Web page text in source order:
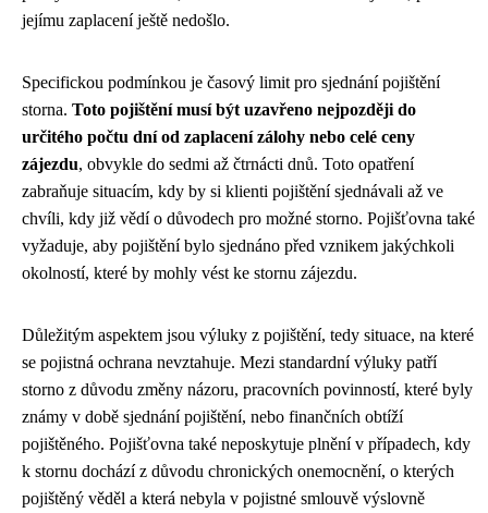
jejímu zaplacení ještě nedošlo.
Specifickou podmínkou je časový limit pro sjednání pojištění
storna. Toto pojištění musí být uzavřeno nejpozději do
určitého počtu dní od zaplacení zálohy nebo celé ceny
zájezdu, obvykle do sedmi až čtrnácti dnů. Toto opatření
zabraňuje situacím, kdy by si klienti pojištění sjednávali až ve
chvíli, kdy již vědí o důvodech pro možné storno. Pojišťovna také
vyžaduje, aby pojištění bylo sjednáno před vznikem jakýchkoli
okolností, které by mohly vést ke stornu zájezdu.
Důležitým aspektem jsou výluky z pojištění, tedy situace, na které
se pojistná ochrana nevztahuje. Mezi standardní výluky patří
storno z důvodu změny názoru, pracovních povinností, které byly
známy v době sjednání pojištění, nebo finančních obtíží
pojištěného. Pojišťovna také neposkytuje plnění v případech, kdy
k stornu dochází z důvodu chronických onemocnění, o kterých
pojištěný věděl a která nebyla v pojistné smlouvě výslovně